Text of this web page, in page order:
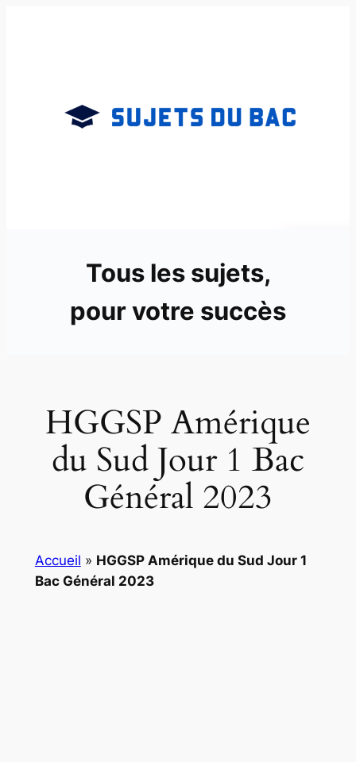
Tous les sujets,
pour votre succès
HGGSP Amérique
du Sud Jour 1 Bac
Général 2023
Accueil » HGGSP Amérique du Sud Jour 1
Bac Général 2023